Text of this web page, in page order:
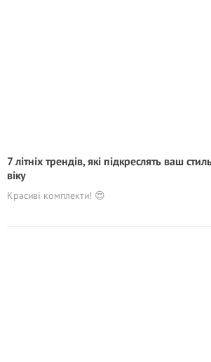
7 літніх трендів, які підкреслять ваш
віку
Красиві комплекти! 😍